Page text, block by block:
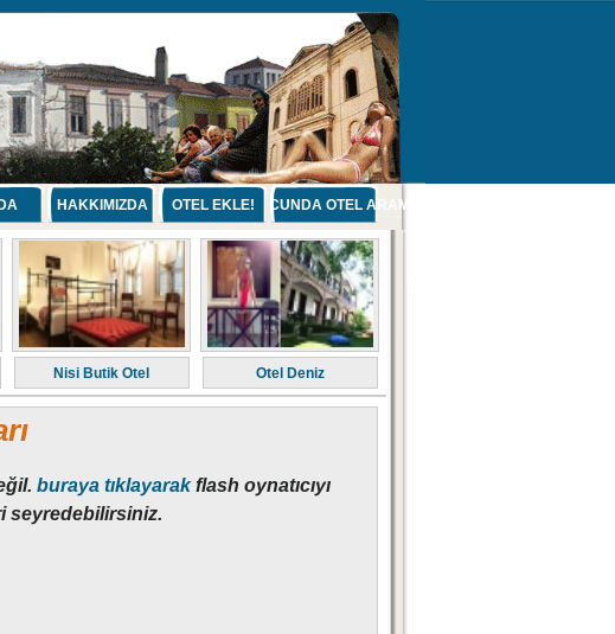
HAKKIMIZDA OTEL EKLE! CUNDA OTEL ARAMA
Nisi Butik Otel Otel Deniz
buraya tıklayarakflash oynatıcıyı
seyredebilirsiniz.